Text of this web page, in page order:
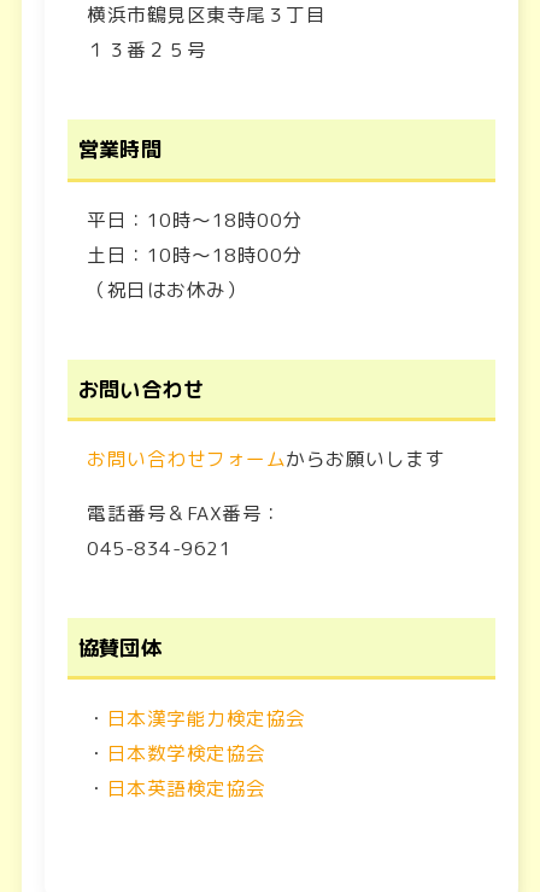
横浜市鶴見区東寺尾３丁目
１３番２５号
営業時間
平日：10時～18時00分
土日：10時～18時00分
（祝日はお休み）
お問い合わせ
お問い合わせフォームからお願いします
電話番号＆FAX番号：
045-834-9621
協賛団体
・ 日本漢字能力検定協会
・ 日本数学検定協会
・ 日本英語検定協会